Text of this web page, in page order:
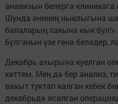
анализын белергә
Шунда әнинең ныклыгына
балаларың хакына нык
булганын үзе генә беләдер,
Декабрь ахырына куелган
көттем. Мең дә бер анализ,
вакыт туктап калган кебек
декабрьдә ясалган